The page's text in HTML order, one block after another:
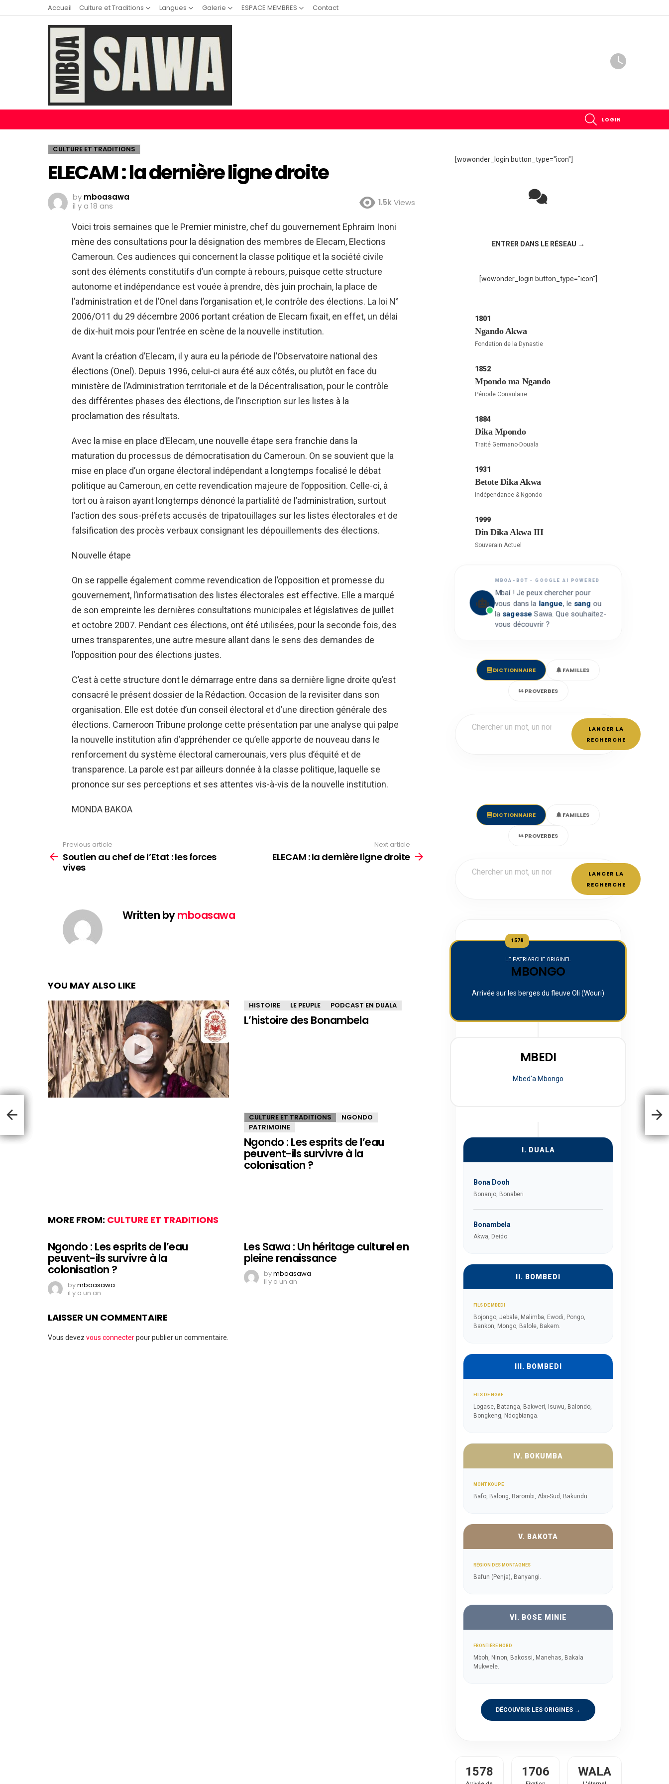
Accueil Culture et Traditions Langues Galerie ESPACE MEMBRES Contact
LOGIN
CULTURE ET TRADITIONS
ELECAM : la dernière ligne droite
by mboasawa
il y a 18 ans
1.5kViews
Voici trois semaines que le Premier ministre, chef du gouvernement Ephraim Inoni
mène des consultations pour la désignation des membres de Elecam, Elections
Cameroun. Ces audiences qui concernent la classe politique et la société civile
sont des éléments constitutifs d’un compte à rebours, puisque cette structure
autonome et indépendance est vouée à prendre, dès juin prochain, la place de
l’administration et de l’Onel dans l’organisation et, le contrôle des élections. La loi N°
2006/O11 du 29 décembre 2006 portant création de Elecam fixait, en effet, un délai
de dix-huit mois pour l’entrée en scène de la nouvelle institution.
Avant la création d’Elecam, il y aura eu la période de l’Observatoire national des
élections (Onel). Depuis 1996, celui-ci aura été aux côtés, ou plutôt en face du
ministère de l’Administration territoriale et de la Décentralisation, pour le contrôle
des différentes phases des élections, de l’inscription sur les listes à la
proclamation des résultats.
Avec la mise en place d’Elecam, une nouvelle étape sera franchie dans la
maturation du processus de démocratisation du Cameroun. On se souvient que la
mise en place d’un organe électoral indépendant a longtemps focalisé le débat
politique au Cameroun, en cette revendication majeure de l’opposition. Celle-ci, à
tort ou à raison ayant longtemps dénoncé la partialité de l’administration, surtout
l’action des sous-préfets accusés de tripatouillages sur les listes électorales et de
falsification des procès verbaux consignant les dépouillements des élections.
Nouvelle étape
On se rappelle également comme revendication de l’opposition et promesse du
gouvernement, l’informatisation des listes électorales est effective. Elle a marqué
de son empreinte les dernières consultations municipales et législatives de juillet
et octobre 2007. Pendant ces élections, ont été utilisées, pour la seconde fois, des
urnes transparentes, une autre mesure allant dans le sens des demandes de
l’opposition pour des élections justes.
C’est à cette structure dont le démarrage entre dans sa dernière ligne droite qu’est
consacré le présent dossier de la Rédaction. Occasion de la revisiter dans son
organisation. Elle est dotée d’un conseil électoral et d’une direction générale des
élections. Cameroon Tribune prolonge cette présentation par une analyse qui palpe
la nouvelle institution afin d’appréhender ce qu’elle apporte de nouveau dans le
renforcement du système électoral camerounais, vers plus d’équité et de
transparence. La parole est par ailleurs donnée à la classe politique, laquelle se
prononce sur ses perceptions et ses attentes vis-à-vis de la nouvelle institution.
MONDA BAKOA
more
Previous article
Soutien au chef de l’Etat : les forces
vives
Next article
ELECAM : la dernière ligne droite
Written bymboasawa
YOU MAY ALSO LIKE
HISTOIRE LE PEUPLE PODCAST EN DUALA
L’histoire des Bonambela
CULTURE ET TRADITIONS
NGONDO
PATRIMOINE
Ngondo : Les esprits de l’eau
peuvent-ils survivre à la
colonisation ?
MORE FROM: CULTURE ET TRADITIONS
Ngondo : Les esprits de l’eau
peuvent-ils survivre à la
colonisation ?
bymboasawa
il y a un an
Les Sawa : Un héritage culturel en
pleine renaissance
bymboasawa
il y a un an
LAISSER UN COMMENTAIRE
Vous devez vous connecterpour publier un commentaire.
[wowonder_login button_type="icon"]
ENTRER DANS LE RÉSEAU →
[wowonder_login button_type="icon"]
1801
Ngando Akwa
Fondation de la Dynastie
1852
Mpondo ma Ngando
Période Consulaire
1884
Dika Mpondo
Traité Germano-Douala
1931
Betote Dika Akwa
Indépendance & Ngondo
1999
Din Dika Akwa III
Souverain Actuel
MBOA-BOT • GOOGLE AI POWERED
Mbaí ! Je peux chercher pour
vous dans la langue, le sang ou
la sagesseSawa. Que souhaitez-
vous découvrir ?
DICTIONNAIRE FAMILLES
PROVERBES
LANCER LA
RECHERCHE
DICTIONNAIRE FAMILLES
PROVERBES
LANCER LA
RECHERCHE
1578
LE PATRIARCHE ORIGINEL
MBONGO
Arrivée sur les berges du fleuve Oli (Wouri)
MBEDI
Mbed'a Mbongo
I. DUALA
Bona Dooh
Bonanjo, Bonaberi
Bonambela
Akwa, Deido
II. BOMBEDI
FILS DE MBEDI
Bojongo, Jebale, Malimba, Ewodi, Pongo,
Bankon, Mongo, Balole, Bakem.
III. BOMBEDI
FILS DE NGAE
Logase, Batanga, Bakweri, Isuwu, Balondo,
Bongkeng, Ndogbianga.
IV. BOKUMBA
MONT KOUPÉ
Bafo, Balong, Barombi, Abo-Sud, Bakundu.
V. BAKOTA
RÉGION DES MONTAGNES
Bafun (Penja), Banyangi.
VI. BOSE MINIE
FRONTIÈRE NORD
Mboh, Ninon, Bakossi, Manehas, Bakala
Mukwele.
DÉCOUVRIR LES ORIGINES →
1578 1706 WALA